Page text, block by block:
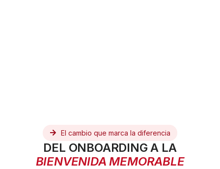
El cambio que marca la diferencia
DEL ONBOARDING A LA
BIENVENIDA MEMORABLE